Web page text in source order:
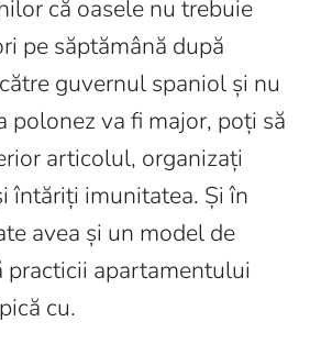
că oasele nu trebuie
pe săptămână după
guvernul spaniol și nu
polonez va fi major, poți să
articolul, organizați
întăriți imunitatea. Și în
avea și un model de
practicii apartamentului
cu.